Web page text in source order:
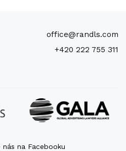
office@randls.com
+420 222 755 311
nás na Facebooku